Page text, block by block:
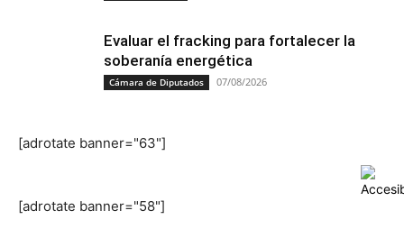
Evaluar el fracking para fortalecer la
soberanía energética
Cámara de Diputados 07/08/2026
[adrotate banner="63"]
[adrotate banner="58"]